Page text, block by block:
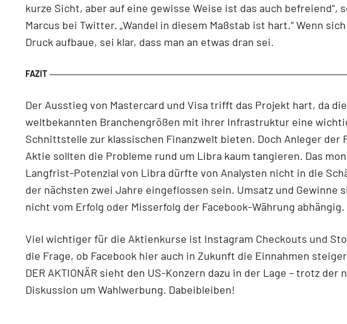
kurze Sicht, aber auf eine gewisse Weise ist das auch befreiend“,
Marcus bei Twitter. „Wandel in diesem Maßstab ist hart.“ Wenn
Druck aufbaue, sei klar, dass man an etwas dran sei.
Der Ausstieg von Mastercard und Visa trifft das Projekt hart, da die
weltbekannten Branchengrößen mit ihrer Infrastruktur eine
Schnittstelle zur klassischen Finanzwelt bieten. Doch Anleger der
Aktie sollten die Probleme rund um Libra kaum tangieren. Das
Langfrist-Potenzial von Libra dürfte von Analysten nicht in die
der nächsten zwei Jahre eingeflossen sein. Umsatz und Gewinne
nicht vom Erfolg oder Misserfolg der Facebook-Währung abhängig.
Viel wichtiger für die Aktienkurse ist Instagram Checkouts und
die Frage, ob Facebook hier auch in Zukunft die Einnahmen
DER AKTIONÄR sieht den US-Konzern dazu in der Lage – trotz der
Diskussion um Wahlwerbung. Dabeibleiben!